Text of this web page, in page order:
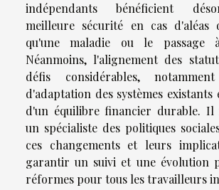
indépendants bénéficient
meilleure sécurité en cas
qu'une maladie ou le passage
Néanmoins, l'alignement des
défis considérables,
d'adaptation des systèmes
d'un équilibre financier durable. Il
un spécialiste des politiques
ces changements et leurs
garantir un suivi et une évolution
réformes pour tous les travailleurs